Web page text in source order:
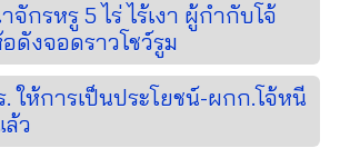
จักรหรู 5 ไร่ ไร้เงา ผู้กำกับโจ้
ดังจอดราวโชว์รูม
. ให้การเป็นประโยชน์-ผกก.โจ้หนี
ล้ว